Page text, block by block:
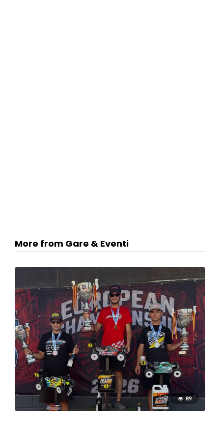
More from Gare & Eventi
89